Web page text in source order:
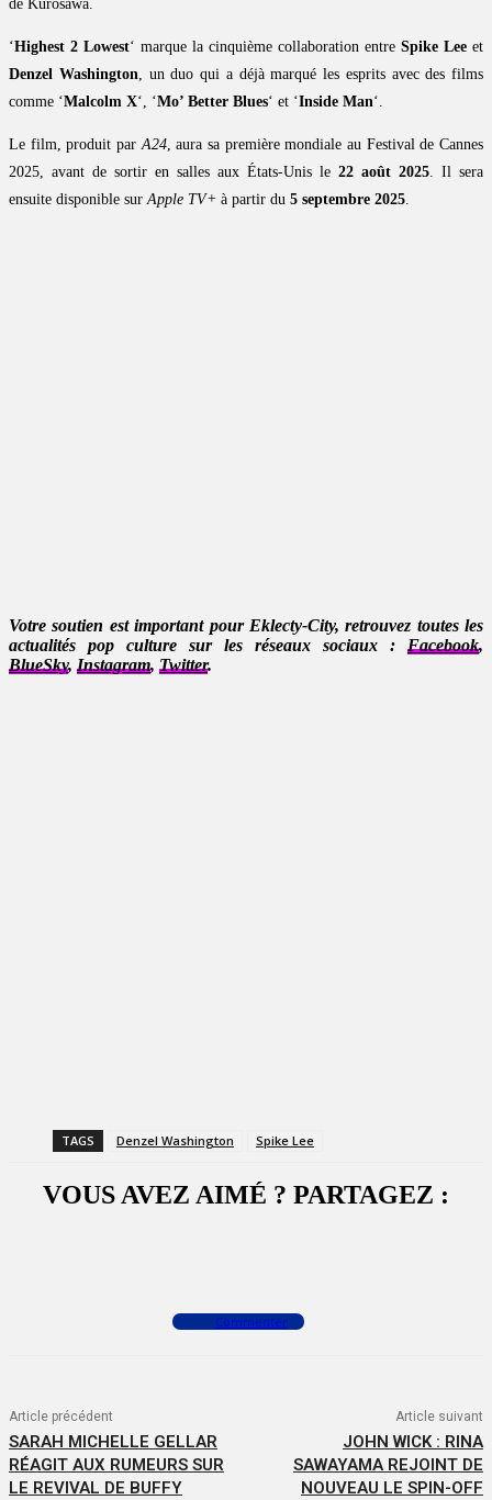
de Kurosawa.
‘Highest 2 Lowest‘ marque la cinquième collaboration entre Spike Lee et
Denzel Washington, un duo qui a déjà marqué les esprits avec des films
comme ‘Malcolm X‘, ‘Mo’ Better Blues‘ et ‘Inside Man‘.
Le film, produit parA24, aura sa première mondiale au Festival de Cannes
2025, avant de sortir en salles aux États-Unis le 22 août 2025. Il sera
ensuite disponible surApple TV+ à partir du 5 septembre 2025.
Votre soutien est important pour Eklecty-City, retrouvez toutes les
actualités pop culture sur les réseaux sociaux : Facebook,
BlueSky, Instagram, Twitter.
TAGS Denzel Washington Spike Lee
VOUS AVEZ AIMÉ ? PARTAGEZ :
Commenter
Article précédent
SARAH MICHELLE GELLAR
RÉAGIT AUX RUMEURS SUR
LE REVIVAL DE BUFFY
Article suivant
JOHN WICK : RINA
SAWAYAMA REJOINT DE
NOUVEAU LE SPIN-OFF